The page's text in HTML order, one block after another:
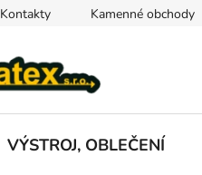
Kontakty Kamenné obchody
VÝSTROJ, OBLEČENÍ